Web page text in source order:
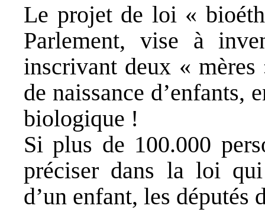
Le projet de loi «
Parlement, vise à
inscrivant deux «
de naissance d’enfants,
biologique !
Si plus de 100.000
préciser dans la loi
d’un enfant, les